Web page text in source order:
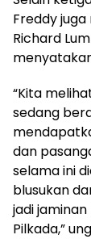
Freddy
Richard
“Kita
sedang
dan
selama ini
blusukan
jadi
Pilkada,”